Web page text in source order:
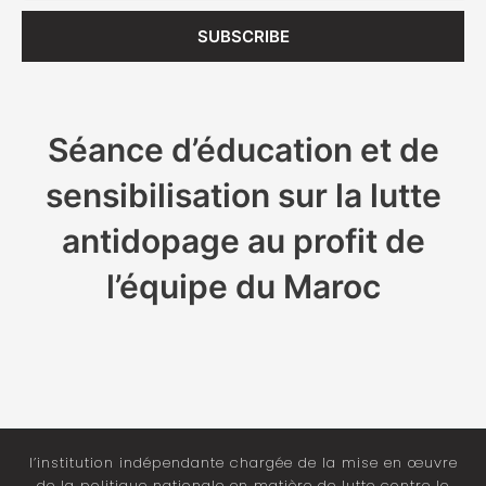
SUBSCRIBE
Séance d’éducation et de
sensibilisation sur la lutte
antidopage au profit de
l’équipe du Maroc
l’institution indépendante chargée de la mise en œuvre